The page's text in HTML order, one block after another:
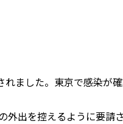
ました。東京で感染が
出を控えるように要請さ